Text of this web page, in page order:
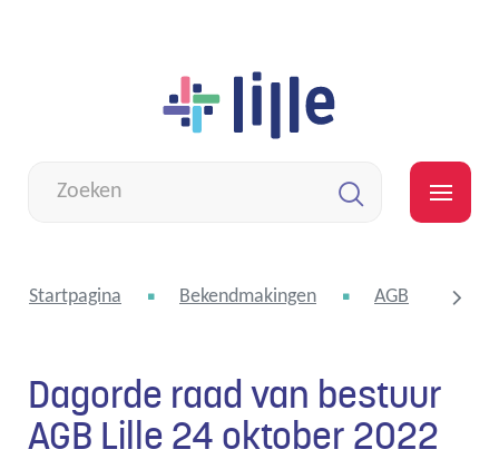
inhoud
zoek
scroll
Startpagina Bekendmakingen AGB
Dagorde raad van bestuur
AGB Lille 24 oktober 2022